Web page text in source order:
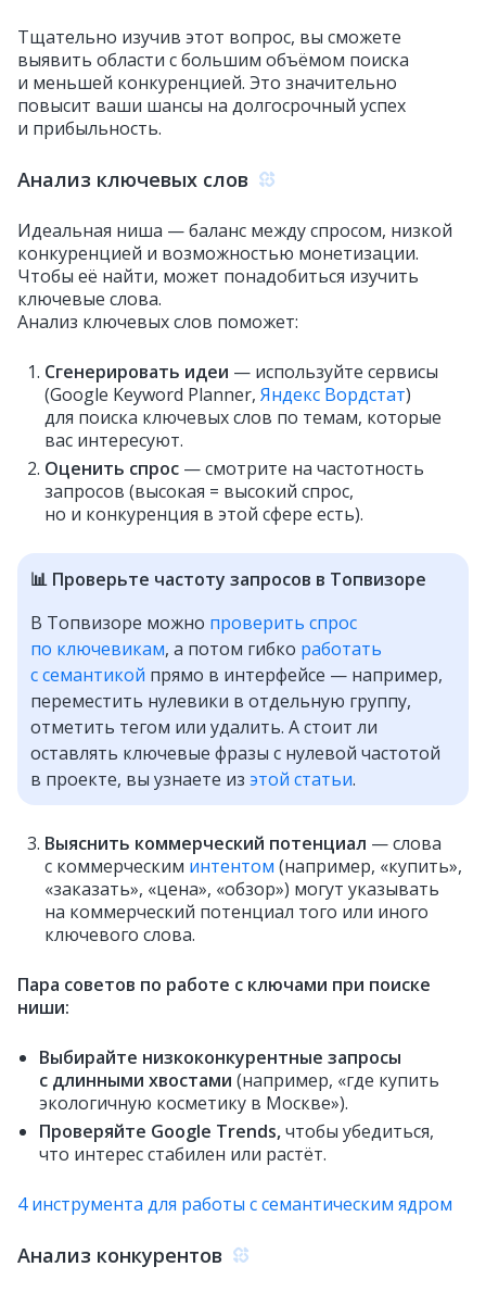
Тщательно изучив этот вопрос, вы сможете
выявить области с большим объёмом поиска
и меньшей конкуренцией. Это значительно
повысит ваши шансы на долгосрочный успех
и прибыльность.
Анализ ключевых слов
Идеальная ниша — баланс между спросом, низкой
конкуренцией и возможностью монетизации.
Чтобы её найти, может понадобиться изучить
ключевые слова.
Анализ ключевых слов поможет:
Сгенерировать идеи — используйте сервисы
(Google Keyword Planner, Яндекс Вордстат)
для поиска ключевых слов по темам, которые
вас интересуют.
Оценить спрос — смотрите на частотность
запросов (высокая = высокий спрос,
но и конкуренция в этой сфере есть).
📊 Проверьте частоту запросов в Топвизоре
В Топвизоре можно проверить спрос
по ключевикам, а потом гибко работать
с семантикой прямо в интерфейсе — например,
переместить нулевики в отдельную группу,
отметить тегом или удалить. А стоит ли
оставлять ключевые фразы с нулевой частотой
в проекте, вы узнаете из этой статьи.
Выяснить коммерческий потенциал — слова
с коммерческим интентом (например, «купить»,
«заказать», «цена», «обзор») могут указывать
на коммерческий потенциал того или иного
ключевого слова.
Пара советов по работе с ключами при поиске
ниши:
Выбирайте низкоконкурентные запросы
с длинными хвостами (например, «где купить
экологичную косметику в Москве»).
Проверяйте Google Trends,чтобы убедиться,
что интерес стабилен или растёт.
4 инструмента для работы с семантическим ядром
Анализ конкурентов